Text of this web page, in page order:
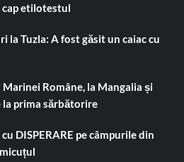
cap etilotestul
la Tuzla: A fost găsit un caiac cu
Române, la Mangalia și
la prima sărbătorire
DISPERARE pe câmpurile din